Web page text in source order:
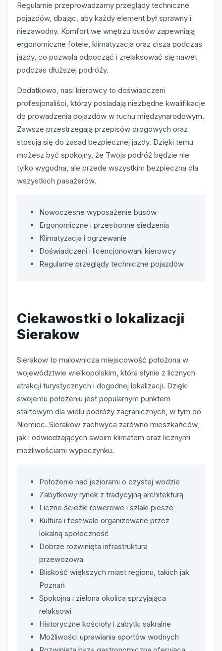
Regularnie przeprowadzamy przeglądy techniczne
pojazdów, dbając, aby każdy element był sprawny i
niezawodny. Komfort we wnętrzu busów zapewniają
ergonomiczne fotele, klimatyzacja oraz cisza podczas
jazdy, co pozwala odpocząć i zrelaksować się nawet
podczas dłuższej podróży.
Dodatkowo, nasi kierowcy to doświadczeni
profesjonaliści, którzy posiadają niezbędne kwalifikacje
do prowadzenia pojazdów w ruchu międzynarodowym.
Zawsze przestrzegają przepisów drogowych oraz
stosują się do zasad bezpiecznej jazdy. Dzięki temu
możesz być spokojny, że Twoja podróż będzie nie
tylko wygodna, ale przede wszystkim bezpieczna dla
wszystkich pasażerów.
Nowoczesne wyposażenie busów
Ergonomiczne i przestronne siedzenia
Klimatyzacja i ogrzewanie
Doświadczeni i licencjonowani kierowcy
Regularne przeglądy techniczne pojazdów
Ciekawostki o lokalizacji
Sierakow
Sierakow to malownicza miejscowość położona w
województwie wielkopolskim, która słynie z licznych
atrakcji turystycznych i dogodnej lokalizacji. Dzięki
swojemu położeniu jest popularnym punktem
startowym dla wielu podróży zagranicznych, w tym do
Niemiec. Sierakow zachwyca zarówno mieszkańców,
jak i odwiedzających swoim klimatem oraz licznymi
możliwościami wypoczynku.
Położenie nad jeziorami o czystej wodzie
Zabytkowy rynek z tradycyjną architekturą
Liczne ścieżki rowerowe i szlaki piesze
Kultura i festiwale organizowane przez
lokalną społeczność
Dobrze rozwinięta infrastruktura
przewozowa
Bliskość większych miast regionu, takich jak
Poznań
Spokojna i zielona okolica sprzyjająca
relaksowi
Historyczne kościoły i zabytki sakralne
Możliwości uprawiania sportów wodnych